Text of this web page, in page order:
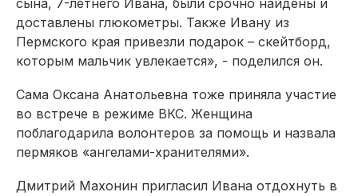
сына, 7-летнего Ивана, были срочно найдены и
доставлены глюкометры. Также Ивану из
Пермского края привезли подарок – скейтборд,
которым мальчик увлекается», - поделился он.
Сама Оксана Анатольевна тоже приняла участие
во встрече в режиме ВКС. Женщина
поблагодарила волонтеров за помощь и назвала
пермяков «ангелами-хранителями».
Дмитрий Махонин пригласил Ивана отдохнуть в